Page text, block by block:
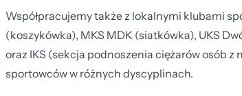
Współpracujemy także z lokalnymi klubami
(koszykówka), MKS MDK (siatkówka), UKS
oraz IKS (sekcja podnoszenia ciężarów osób
sportowców w różnych dyscyplinach.